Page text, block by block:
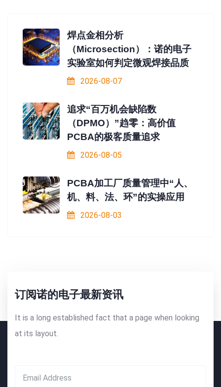
焊点金相分析
（Microsection）：诺的电子
实验室如何判定微观焊接品质
2026-08-07
追求“百万机会缺陷数
（DPMO）”趋零：高价值
PCBA的极客质量追求
2026-08-05
PCBA加工厂质量管理中“人、
机、料、法、环”的实操应用
2026-08-03
订阅诺的电子最新资讯
It is a long established fact that a page when looking
at its layout.